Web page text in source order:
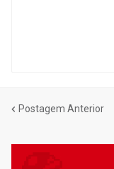
Postagem Anterior